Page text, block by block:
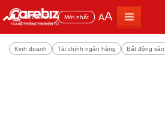
Đọc nhiều Mới nhất AA
Kinh doanh Tài chính ngân hàng Bất động sản